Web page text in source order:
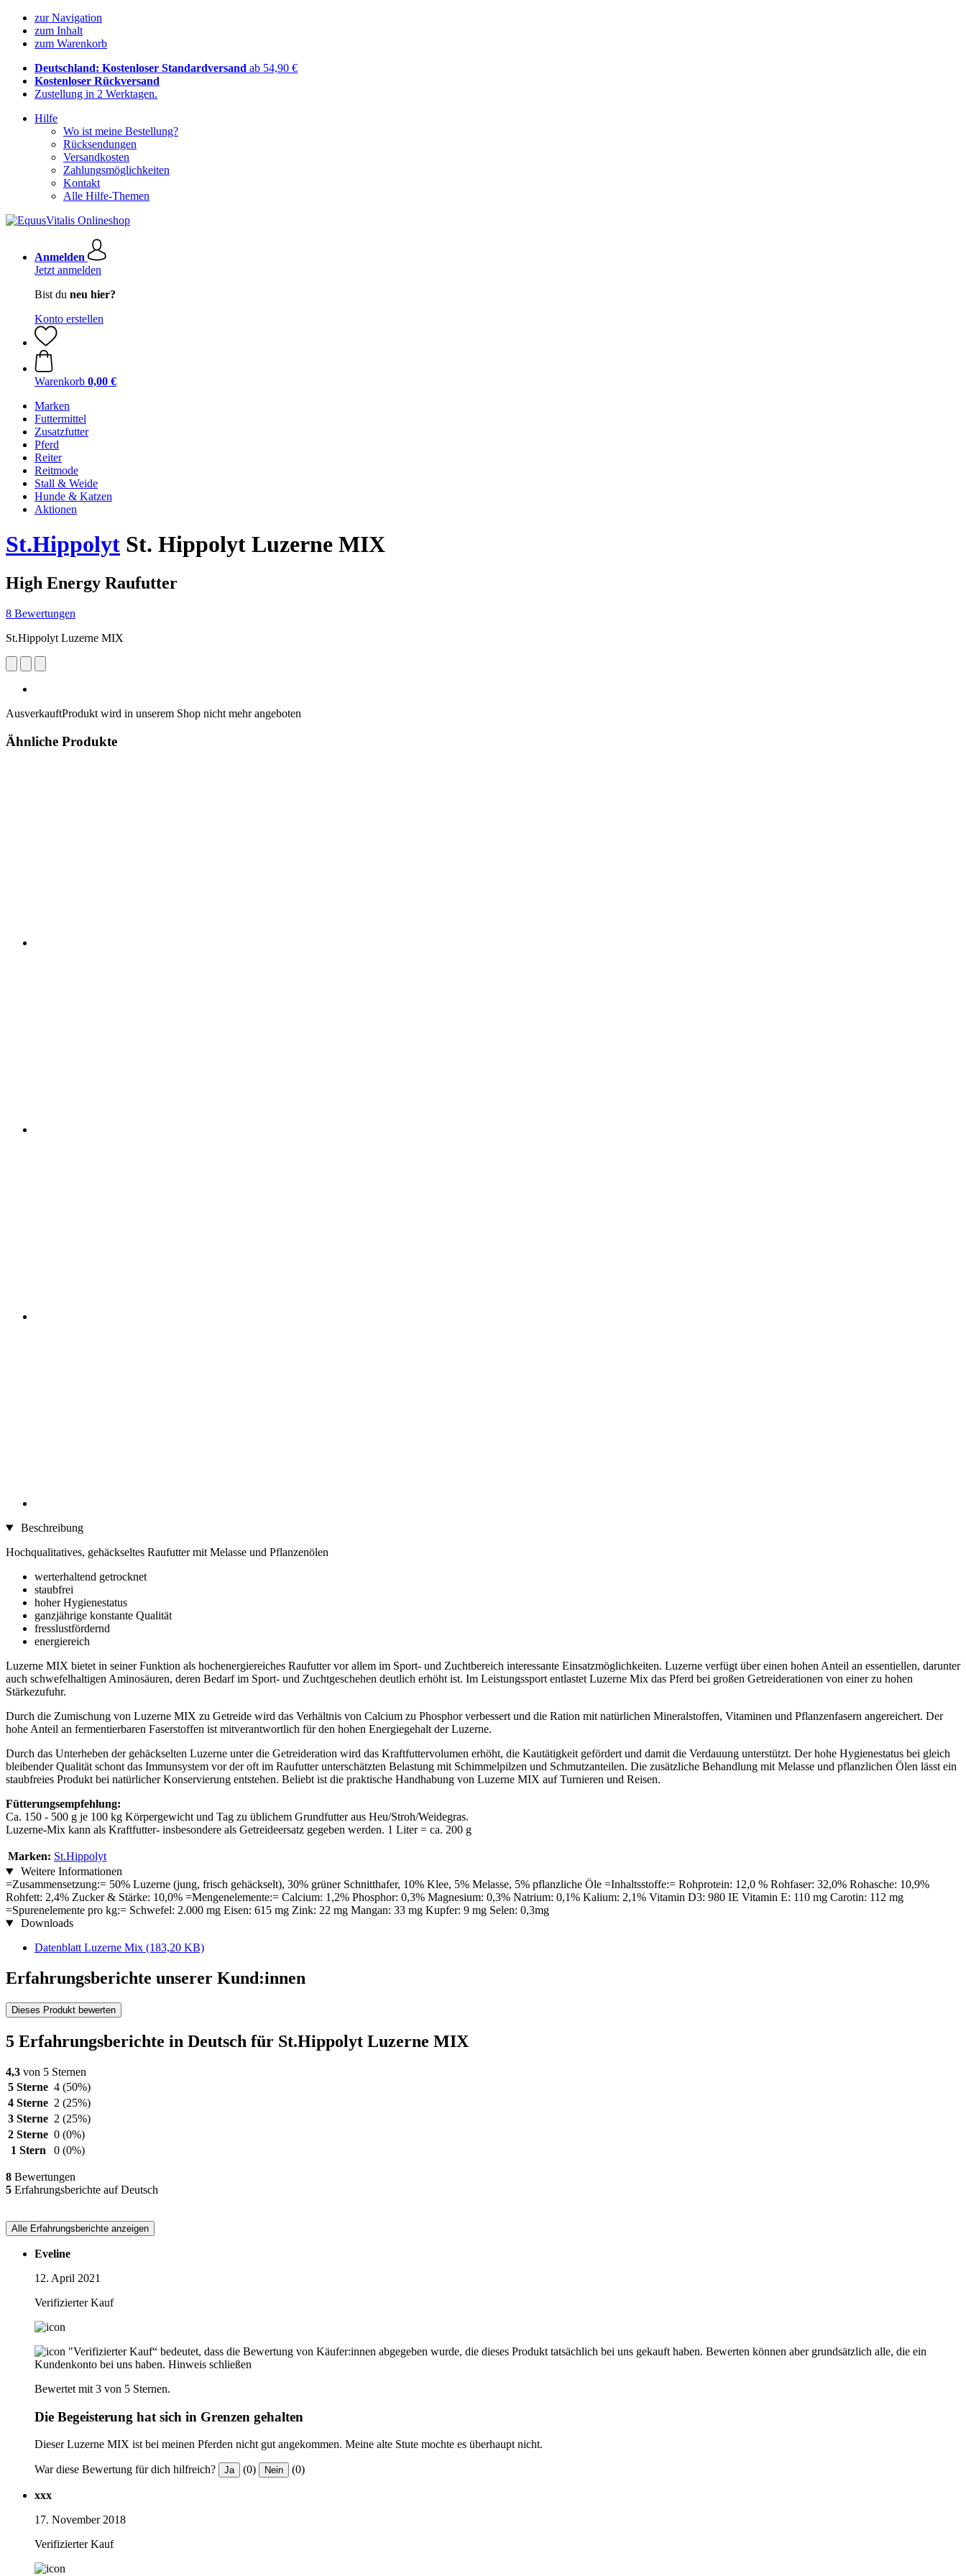
zur Navigation
zum Inhalt
zum Warenkorb
Deutschland: Kostenloser Standardversand ab 54,90 €
Kostenloser Rückversand
Zustellung in 2 Werktagen.
Hilfe
Wo ist meine Bestellung?
Rücksendungen
Versandkosten
Zahlungsmöglichkeiten
Kontakt
Alle Hilfe-Themen
Anmelden
Jetzt anmelden
Bist du neu hier?
Konto erstellen
Warenkorb 0,00 €
Marken
Futtermittel
Zusatzfutter
Pferd
Reiter
Reitmode
Stall & Weide
Hunde & Katzen
Aktionen
St.Hippolyt St. Hippolyt Luzerne MIX
High Energy Raufutter
8 Bewertungen
St.Hippolyt Luzerne MIX
AusverkauftProdukt wird in unserem Shop nicht mehr angeboten
Ähnliche Produkte
Beschreibung
Hochqualitatives, gehäckseltes Raufutter mit Melasse und Pflanzenölen
werterhaltend getrocknet
staubfrei
hoher Hygienestatus
ganzjährige konstante Qualität
fresslustfördernd
energiereich
Luzerne MIX bietet in seiner Funktion als hochenergiereiches Raufutter vor allem im Sport- und Zuchtbereich interessante Einsatzmöglichkeiten. Luzerne verfügt über einen hohen Anteil an essentiellen, darunter
auch schwefelhaltigen Aminosäuren, deren Bedarf im Sport- und Zuchtgeschehen deutlich erhöht ist. Im Leistungssport entlastet Luzerne Mix das Pferd bei großen Getreiderationen von einer zu hohen
Stärkezufuhr.
Durch die Zumischung von Luzerne MIX zu Getreide wird das Verhältnis von Calcium zu Phosphor verbessert und die Ration mit natürlichen Mineralstoffen, Vitaminen und Pflanzenfasern angereichert. Der
hohe Anteil an fermentierbaren Faserstoffen ist mitverantwortlich für den hohen Energiegehalt der Luzerne.
Durch das Unterheben der gehäckselten Luzerne unter die Getreideration wird das Kraftfuttervolumen erhöht, die Kautätigkeit gefördert und damit die Verdauung unterstützt. Der hohe Hygienestatus bei gleich
bleibender Qualität schont das Immunsystem vor der oft im Raufutter unterschätzten Belastung mit Schimmelpilzen und Schmutzanteilen. Die zusätzliche Behandlung mit Melasse und pflanzlichen Ölen lässt ein
staubfreies Produkt bei natürlicher Konservierung entstehen. Beliebt ist die praktische Handhabung von Luzerne MIX auf Turnieren und Reisen.
Fütterungsempfehlung:
Ca. 150 - 500 g je 100 kg Körpergewicht und Tag zu üblichem Grundfutter aus Heu/Stroh/Weidegras.
Luzerne-Mix kann als Kraftfutter- insbesondere als Getreideersatz gegeben werden. 1 Liter = ca. 200 g
Marken: St.Hippolyt
Weitere Informationen
=Zusammensetzung:= 50% Luzerne (jung, frisch gehäckselt), 30% grüner Schnitthafer, 10% Klee, 5% Melasse, 5% pflanzliche Öle =Inhaltsstoffe:= Rohprotein: 12,0 % Rohfaser: 32,0% Rohasche: 10,9%
Rohfett: 2,4% Zucker & Stärke: 10,0% =Mengenelemente:= Calcium: 1,2% Phosphor: 0,3% Magnesium: 0,3% Natrium: 0,1% Kalium: 2,1% Vitamin D3: 980 IE Vitamin E: 110 mg Carotin: 112 mg
=Spurenelemente pro kg:= Schwefel: 2.000 mg Eisen: 615 mg Zink: 22 mg Mangan: 33 mg Kupfer: 9 mg Selen: 0,3mg
Downloads
Datenblatt Luzerne Mix (183,20 KB)
Erfahrungsberichte unserer Kund:innen
Dieses Produkt bewerten
5 Erfahrungsberichte in Deutsch für St.Hippolyt Luzerne MIX
4,3 von 5 Sternen
5 Sterne 4 (50%)
4 Sterne 2 (25%)
3 Sterne 2 (25%)
2 Sterne 0 (0%)
1 Stern
0 (0%)
8 Bewertungen
5 Erfahrungsberichte auf Deutsch
Alle Erfahrungsberichte anzeigen
Eveline
12. April 2021
Verifizierter Kauf
"Verifizierter Kauf“ bedeutet, dass die Bewertung von Käufer:innen abgegeben wurde, die dieses Produkt tatsächlich bei uns gekauft haben. Bewerten können aber grundsätzlich alle, die ein
Kundenkonto bei uns haben. Hinweis schließen
Bewertet mit 3 von 5 Sternen.
Die Begeisterung hat sich in Grenzen gehalten
Dieser Luzerne MIX ist bei meinen Pferden nicht gut angekommen. Meine alte Stute mochte es überhaupt nicht.
War diese Bewertung für dich hilfreich? Ja (0) Nein (0)
xxx
17. November 2018
Verifizierter Kauf